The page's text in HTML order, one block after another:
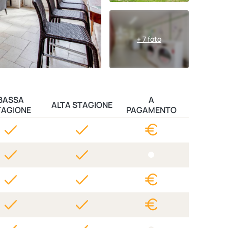
+ 7 foto
ALTA STAGIONE
A
PAGAMENTO